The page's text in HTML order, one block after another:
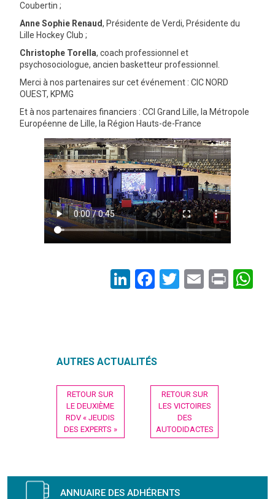
NOUS REJOINDRE
Coubertin ;
Anne Sophie Renaud, Présidente de Verdi, Présidente du
Lille Hockey Club ;
Christophe Torella, coach professionnel et
psychosociologue, ancien basketteur professionnel.
Merci à nos partenaires sur cet événement : CIC NORD
OUEST, KPMG
Et à nos partenaires financiers : CCI Grand Lille, la Métropole
Européenne de Lille, la Région Hauts-de-France
LinkedIn
Facebook
Twitter
Email
Print
AUTRES ACTUALITÉS
Navigation
de
l’article
RETOUR SUR
LE DEUXIÈME
RDV « JEUDIS
DES EXPERTS »
RETOUR SUR
LES VICTOIRES
DES
AUTODIDACTES
ANNUAIRE DES ADHÉRENTS